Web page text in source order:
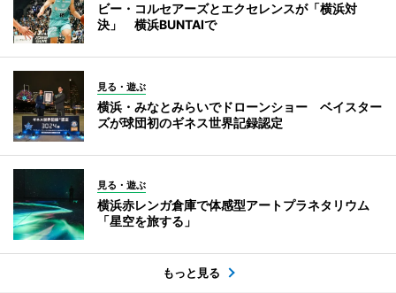
ビー・コルセアーズとエクセレンスが「横浜対
決」 横浜BUNTAIで
見る・遊ぶ
横浜・みなとみらいでドローンショー ベイスター
ズが球団初のギネス世界記録認定
見る・遊ぶ
横浜赤レンガ倉庫で体感型アートプラネタリウム
「星空を旅する」
もっと見る